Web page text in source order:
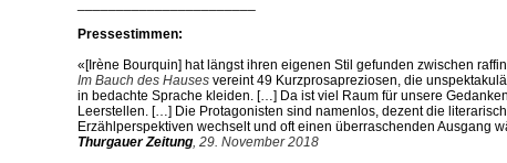
Pressestimmen:
«[Irène Bourquin] hat längst ihren eigenen Stil gefunden zwischen
Im Bauch des Hauses vereint 49 Kurzprosapreziosen, die
in bedachte Sprache kleiden. […] Da ist viel Raum für unsere
Leerstellen. […] Die Protagonisten sind namenlos, dezent die
Erzählperspektiven wechselt und oft einen überraschenden Ausgang
Thurgauer Zeitung , 29. November 2018